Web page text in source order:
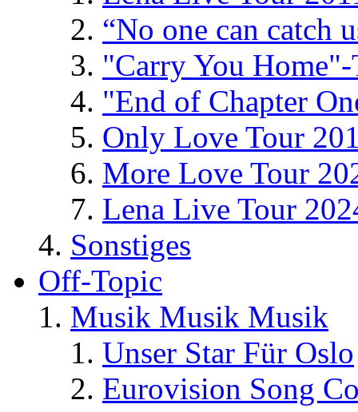
“No one can catch
"Carry You
"End of Chapter
Only Love Tour
More Love Tour
Lena Live Tour
Sonstiges
Off-Topic
Musik Musik Musik
Unser Star Für Oslo
Eurovision Song